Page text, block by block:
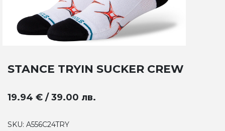
STANCE TRYIN SUCKER CREW
19.94 € / 39.00 лв.
SKU: A556C24TRY